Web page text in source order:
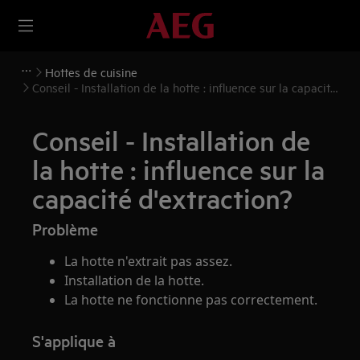
Hottes de cuisine
Conseil - Installation de la hotte : influence sur la capacité
Conseil - Installation de
la hotte : influence sur la
capacité d'extraction?
Problème
La hotte n'extrait pas assez.
Installation de la hotte.
La hotte ne fonctionne pas correctement.
S'applique à